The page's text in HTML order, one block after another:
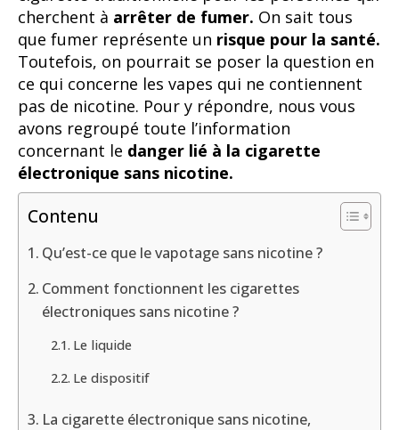
cherchent à arrêter de fumer. On sait tous
que fumer représente un risque pour la santé.
Toutefois, on pourrait se poser la question en
ce qui concerne les vapes qui ne contiennent
pas de nicotine. Pour y répondre, nous vous
avons regroupé toute l’information
concernant le danger lié à la cigarette
électronique sans nicotine.
Contenu
Qu’est-ce que le vapotage sans nicotine ?
Comment fonctionnent les cigarettes
électroniques sans nicotine ?
Le liquide
Le dispositif
La cigarette électronique sans nicotine,